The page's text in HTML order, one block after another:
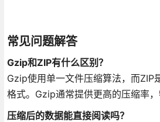
常见问题解答
Gzip和ZIP有什么区别？
Gzip使用单一文件压缩算法，而ZIP
格式。Gzip通常提供更高的压缩率，
压缩后的数据能直接阅读吗？